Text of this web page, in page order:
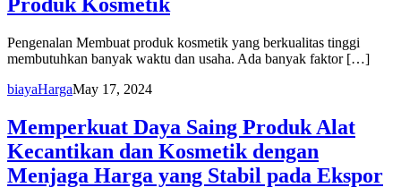
Pengenalan Membuat produk kosmetik yang berkualitas tinggi
membutuhkan banyak waktu dan usaha. Ada banyak faktor […]
biayaHargaMay 17, 2024
Memperkuat Daya Saing Produk Alat
Kecantikan dan Kosmetik dengan
Menjaga Harga yang Stabil pada Ekspor